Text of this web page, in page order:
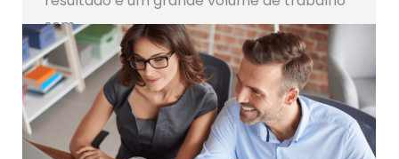
sem…